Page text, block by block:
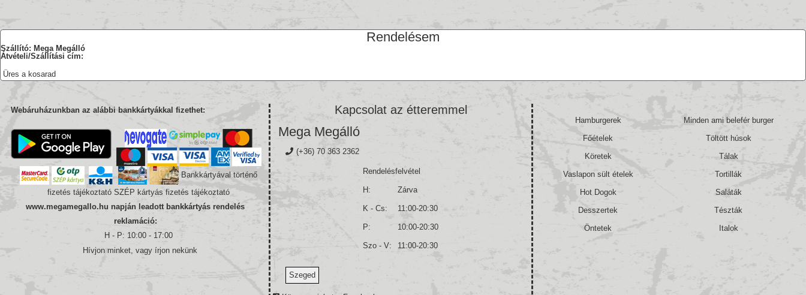
Rendelésem
Szállító: Mega Megálló
Átvételi/Szállítási cím:
Üres a kosarad
Webáruházunkban az alábbi bankkártyákkal fizethet:
Bankkártyával történő
fizetés tájékoztató SZÉP kártyás fizetés tájékoztató
www.megamegallo.hu napján leadott bankkártyás rendelés
reklamáció:
H - P: 10:00 - 17:00
Hívjon minket, vagy írjon nekünk
Kapcsolat az étteremmel
Mega Megálló
(+36) 70 363 2362
Rendelésfelvétel
H: Zárva
K - Cs: 11:00-20:30
P: 10:00-20:30
Szo - V: 11:00-20:30
Szeged
Hamburgerek
Minden ami belefér burger
Főételek
Töltött húsok
Köretek
Tálak
Vaslapon sült ételek
Tortillák
Hot Dogok
Saláták
Desszertek
Tészták
Öntetek
Italok